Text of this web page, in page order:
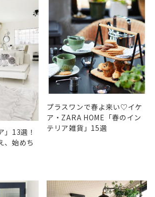
」13選！
、始めち
プラスワンで春よ来い♡イケ
ア・ZARA HOME「春のイン
テリア雑貨」15選